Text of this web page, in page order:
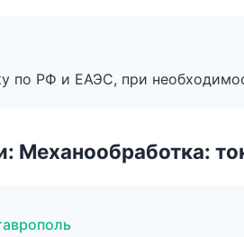
по РФ и ЕАЭС, при
Механообработка: